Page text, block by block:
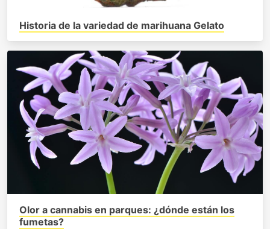
Historia de la variedad de marihuana Gelato
Olor a cannabis en parques: ¿dónde están los
fumetas?